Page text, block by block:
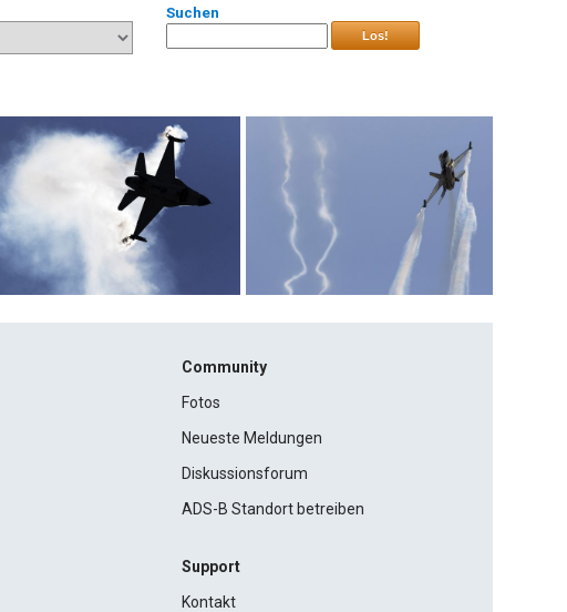
Suchen
Los!
Community
Fotos
Neueste Meldungen
Diskussionsforum
ADS-B Standort betreiben
Support
Kontakt